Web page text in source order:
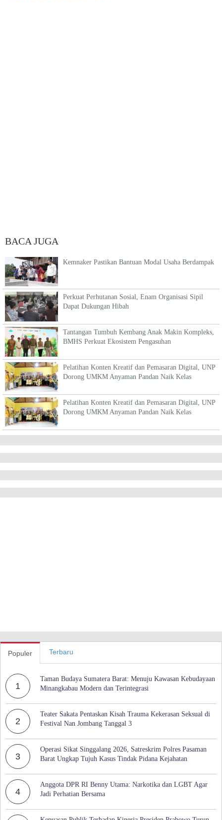
BACA JUGA
Kemnaker Pastikan Bantuan Modal Usaha Berdampak
Perkuat Perhutanan Sosial, Enam Organisasi Sipil
Dapat Dukungan Hibah
Tantangan Tumbuh Kembang Anak Makin Kompleks,
BMHS Perkuat Ekosistem Pengasuhan
Pelatihan Konten Kreatif dan Pemasaran Digital, UNP
Dorong UMKM Anyaman Pandan Naik Kelas
Pelatihan Konten Kreatif dan Pemasaran Digital, UNP
Dorong UMKM Anyaman Pandan Naik Kelas
Populer Terbaru
1
Taman Budaya Sumatera Barat: Menuju Kawasan Kebudayaan
Minangkabau Modern dan Terintegrasi
2
Teater Sakata Pentaskan Kisah Trauma Kekerasan Seksual di
Festival Nan Jombang Tanggal 3
3
Operasi Sikat Singgalang 2026, Satreskrim Polres Pasaman
Barat Ungkap Tujuh Kasus Tindak Pidana Kejahatan
4
Anggota DPR RI Benny Utama: Narkotika dan LGBT Agar
Jadi Perhatian Bersama